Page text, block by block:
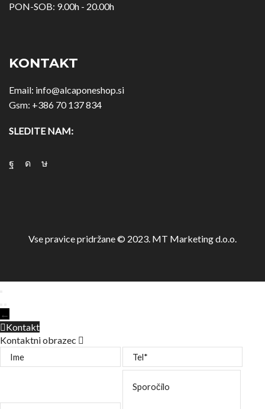
PON-SOB: 9.00h - 20.00h
KONTAKT
Email: info@alcaponeshop.si
Gsm: +386 70 137 834
SLEDITE NAM:
Vse pravice pridržane © 2023. MT Marketing d.o.o.
←
Kontakt
Kontaktni obrazec
Ime
Tel